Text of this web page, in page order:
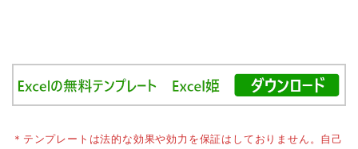
＊テンプレートは法的な効果や効力を保証はしておりません。自己